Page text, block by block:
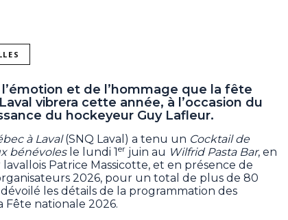
et de l’hommage que la fête
vibrera cette année, à l’occasion du
du hockeyeur Guy Lafleur.
à Laval(SNQ Laval) a tenu un Cocktail de
bénévolesle lundi 1er juin au Wilfrid Pasta Bar, en
Patrice Massicotte, et en présence de
2026, pour un total de plus de 80
les détails de la programmation des
Fête nationale 2026.